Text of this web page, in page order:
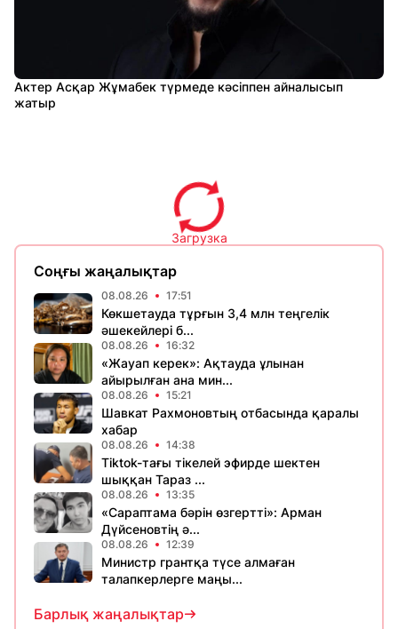
Актер Асқар Жұмабек түрмеде кәсіппен айналысып
жатыр
Загрузка
Соңғы жаңалықтар
08.08.26 17:51
Көкшетауда тұрғын 3,4 млн теңгелік
әшекейлері б...
08.08.26 16:32
«Жауап керек»: Ақтауда ұлынан
айырылған ана мин...
08.08.26 15:21
Шавкат Рахмоновтың отбасында қаралы
хабар
08.08.26 14:38
Tiktok-тағы тікелей эфирде шектен
шыққан Тараз ...
08.08.26 13:35
«Сараптама бәрін өзгертті»: Арман
Дүйсеновтің ә...
08.08.26 12:39
Министр грантқа түсе алмаған
талапкерлерге маңы...
Барлық жаңалықтар